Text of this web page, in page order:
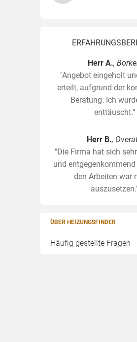
Herr A.,
"Angebot eingeholt
erteilt, aufgrund der
Beratung. Ich
enttäuscht."
Herr B.,
"Die Firma hat sich
und
den Arbeiten war
ÜBER HEIZUNGSFINDER
Häufig gestellte Fragen